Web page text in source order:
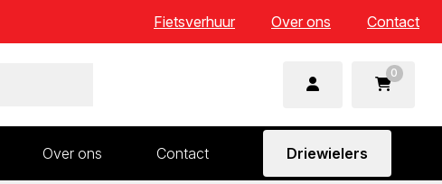
Fietsverhuur Over ons Contact
0
Over ons Contact Driewielers